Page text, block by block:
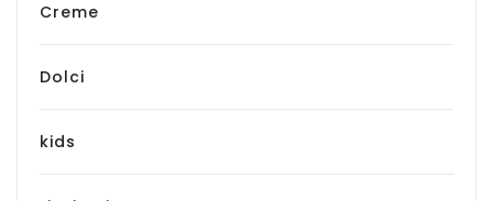
Creme
Dolci
kids